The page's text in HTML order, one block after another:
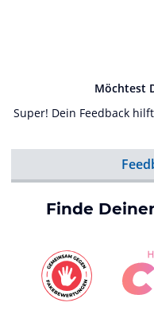
Möchtest
Super! Dein Feedback
Finde